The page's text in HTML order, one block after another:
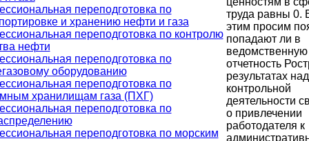
переподготовка по
и хранению нефти и газа
переподготовка по контролю
нефти
переподготовка по
оборудованию
переподготовка по
хранилищам газа (ПХГ)
переподготовка по
переподготовка по морским
труда равны 0.
этим просим
попадают ли в
ведомственную
отчетность
результатах
контрольной
деятельности
о привлечении
работодателя к